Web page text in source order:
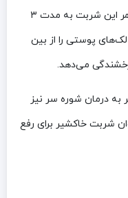
ترنجبین و خاکشیر بنوشید. مصرف مستمر این شربت به مدت ۳
پوستی را از بین
می‌دهد.
درمان شوره سر نیز
شربت خاکشیر برای رفع